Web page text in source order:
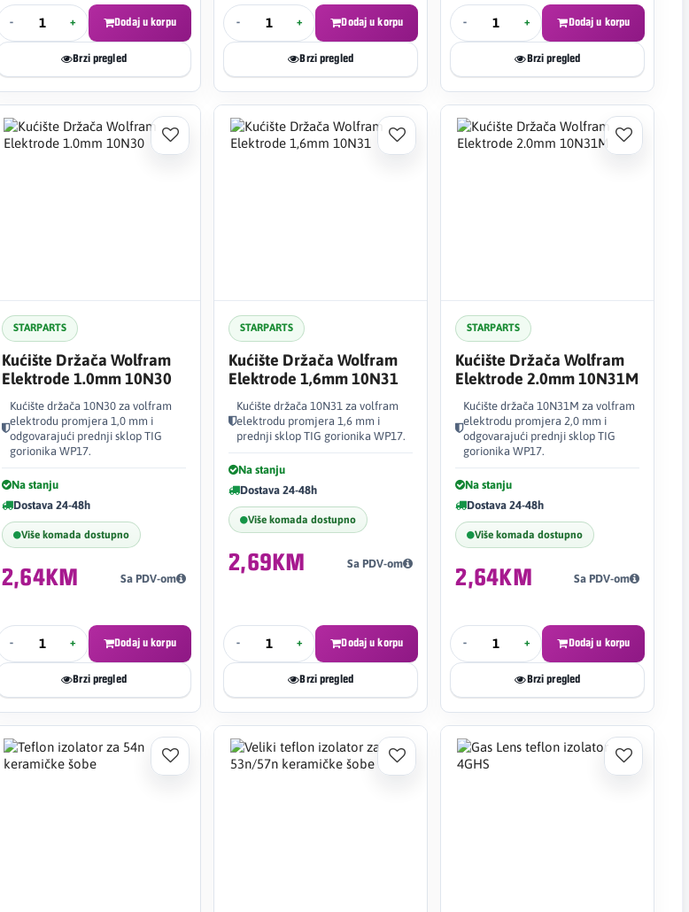
- + Dodaj u korpu
Brzi pregled
- + Dodaj u korpu
Brzi pregled
- + Dodaj u korpu
Brzi pregled
STARPARTS
Kućište Držača Wolfram
Elektrode 1.0mm 10N30
Kućište držača 10N30 za volfram
elektrodu promjera 1,0 mm i
odgovarajući prednji sklop TIG
gorionika WP17.
Na stanju
Dostava 24-48h
Više komada dostupno
2,64KM Sa PDV-om
- + Dodaj u korpu
Brzi pregled
STARPARTS
Kućište Držača Wolfram
Elektrode 1,6mm 10N31
Kućište držača 10N31 za volfram
elektrodu promjera 1,6 mm i
prednji sklop TIG gorionika WP17.
Na stanju
Dostava 24-48h
Više komada dostupno
2,69KM Sa PDV-om
- + Dodaj u korpu
Brzi pregled
STARPARTS
Kućište Držača Wolfram
Elektrode 2.0mm 10N31M
Kućište držača 10N31M za volfram
elektrodu promjera 2,0 mm i
odgovarajući prednji sklop TIG
gorionika WP17.
Na stanju
Dostava 24-48h
Više komada dostupno
2,64KM Sa PDV-om
- + Dodaj u korpu
Brzi pregled